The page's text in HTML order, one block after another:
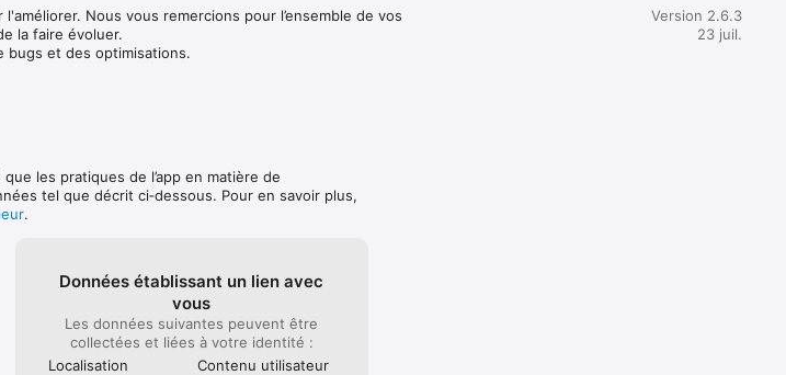
Nous vous remercions pour l’ensemble de vos
la faire évoluer.
bugs et des optimisations.
Version 2.6.3
23 juil.
que les pratiques de l’app en matière de
tel que décrit ci‑dessous. Pour en savoir plus,
.
Données établissant un lien avec
vous
Les données suivantes peuvent être
collectées et liées à votre identité :
Localisation
Contenu utilisateur